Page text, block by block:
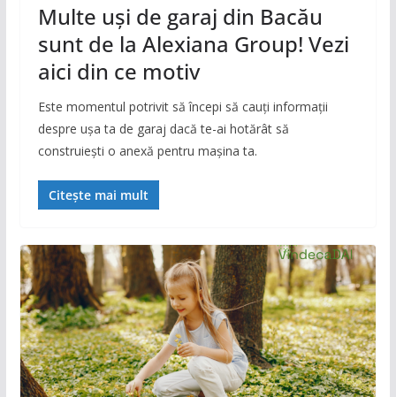
Multe uși de garaj din Bacău
sunt de la Alexiana Group! Vezi
aici din ce motiv
Este momentul potrivit să începi să cauți informații
despre ușa ta de garaj dacă te-ai hotărât să
construiești o anexă pentru mașina ta.
Citește mai mult